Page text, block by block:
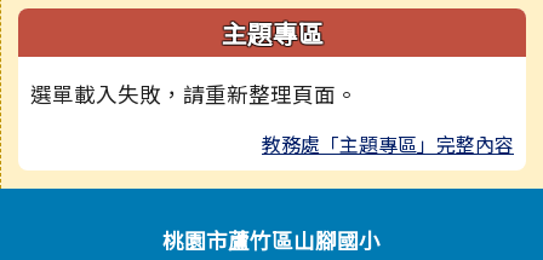
主題專區
選單載入失敗，請重新整理頁面。
教務處「主題專區」完整內容
頁尾區域內容桃園市蘆竹區山腳國小